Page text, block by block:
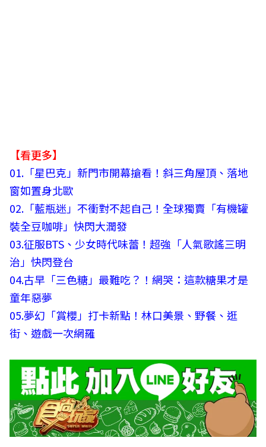
【看更多】
01. 「星巴克」新門市開幕搶看！斜三角屋頂、落地
窗如置身北歐
02. 「藍瓶迷」不衝對不起自己！全球獨賣「有機罐
裝全豆咖啡」快閃大潤發
03.征服BTS、少女時代味蕾！超強「人氣歌謠三明
治」快閃登台
04.古早「三色糖」最難吃？！網哭：這款糖果才是
童年惡夢
05.夢幻「賞櫻」打卡新點！林口美景、野餐、逛
街、遊戲一次網羅